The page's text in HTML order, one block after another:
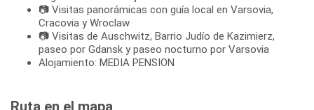
📷 Visitas panorámicas con guía local en Varsovia,
Cracovia y Wroclaw
📷 Visitas de Auschwitz, Barrio Judío de Kazimierz,
paseo por Gdansk y paseo nocturno por Varsovia
Alojamiento: MEDIA PENSION
Ruta en el mapa